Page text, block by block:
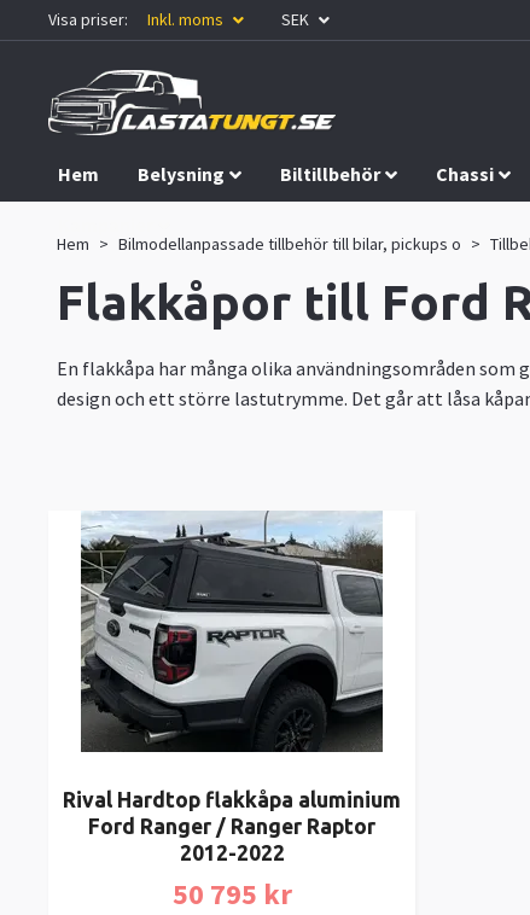
Visa priser: Inkl. moms SEK
Hem Belysning Biltillbehör Chassi
Hem Bilmodellanpassade tillbehör till bilar, pickups o
Flakkåpor till Ford
En flakkåpa har många olika användningsområden som
design och ett större lastutrymme. Det går att låsa
Rival Hardtop flakkåpa aluminium
Ford Ranger / Ranger Raptor
2012-2022
50 795 kr